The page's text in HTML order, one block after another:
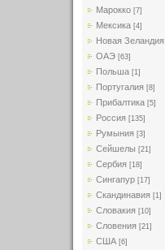
Марокко [7]
Мексика [4]
Новая Зеландия
ОАЭ [63]
Польша [1]
Португалия [8]
Прибалтика [5]
Россия [135]
Румыния [3]
Сейшелы [21]
Сербия [18]
Сингапур [17]
Скандинавия [1]
Словакия [10]
Словения [21]
США [6]